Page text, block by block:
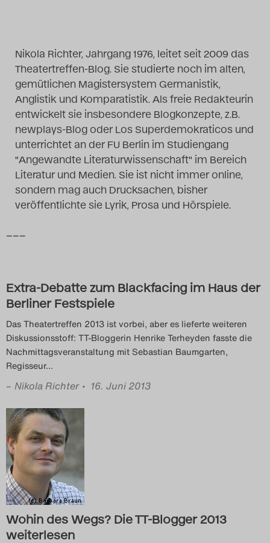
2014
Das Theatertreffen-Blog
2015
Das Theatertreffen-Blog
2016
Das Theatertreffen-Blog
2017
Das Theatertreffen-Blog
Das Theatertreffen-Blog
2018 Alumni
Das Theatertreffen-Blog
Das Theatertreffen-Blog
Das Theatertreffen-Blog
Das Theatertreffen-Blog
2022
Nikola Richter, Jahrgang 1976, leitet seit 2009 das
Theatertreffen-Blog. Sie studierte noch im alten,
gemütlichen Magistersystem Germanistik,
Anglistik und Komparatistik. Als freie Redakteurin
entwickelt sie insbesondere Blogkonzepte, z.B.
newplays-Blog oder Los Superdemokraticos und
unterrichtet an der FU Berlin im Studiengang
"Angewandte Literaturwissenschaft" im Bereich
Literatur und Medien. Sie ist nicht immer online,
sondern mag auch Drucksachen, bisher
veröffentlichte sie Lyrik, Prosa und Hörspiele.
–––
Extra-Debatte zum Blackfacing im Haus der
Berliner Festspiele
Das Theatertreffen 2013 ist vorbei, aber es lieferte weiteren
Diskussionsstoff: TT-Bloggerin Henrike Terheyden fasste die
Nachmittagsveranstaltung mit Sebastian Baumgarten,
Regisseur…
– Nikola Richter • 16. Juni 2013
Wohin des Wegs? Die TT-Blogger 2013
weiterlesen